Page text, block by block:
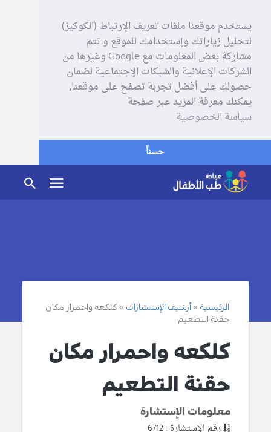
يستخدم موقعنا ملفات تعريف الإرتباط (الكوكيز)
لتحليل زياراتك وإستخدامك للموقع و تتم
مشاركة بعض المعلومات مع Google وغيرها من
الشركات الإعلانية والشبكات الإجتماعية لضمان
حصولك على أفضل تجربة تصفح على موقعنا,
يمكنك معرفة المزيد عبر صفحة
سياسة الخصوصية
حسناً
الرئيسية أرشيف الإستشارات
كلكعه واحمرار مكان
حقنة التطعيم
كلكعه واحمرار مكان
حقنة التطعيم
معلومات الإستشارة
رقم الإستشارة : 6712